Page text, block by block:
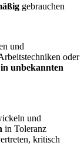
gebrauchen
und
oder
in unbekannten
und
in Toleranz
kritisch